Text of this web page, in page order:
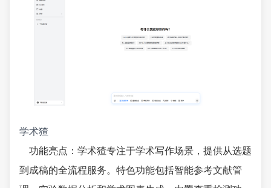
学术猹
功能亮点：学术猹专注于学术写作场景，提供从选题
到成稿的全流程服务。特色功能包括智能参考文献管